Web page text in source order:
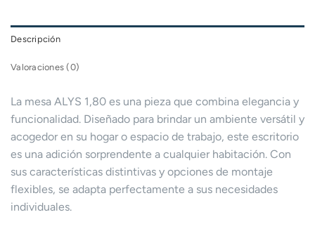
Descripción
Valoraciones (0)
La mesa ALYS 1,80 es una pieza que combina elegancia y
funcionalidad. Diseñado para brindar un ambiente versátil y
acogedor en su hogar o espacio de trabajo, este escritorio
es una adición sorprendente a cualquier habitación. Con
sus características distintivas y opciones de montaje
flexibles, se adapta perfectamente a sus necesidades
individuales.